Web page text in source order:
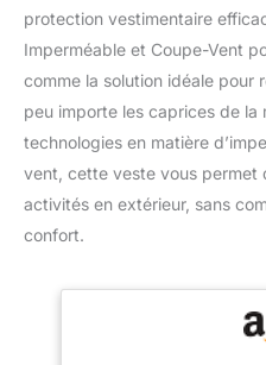
protection vestimentaire
Imperméable et Coupe-Vent
comme la solution idéale pour
peu importe les caprices de la
technologies en matière
vent, cette veste vous permet
activités en extérieur, sans
confort.